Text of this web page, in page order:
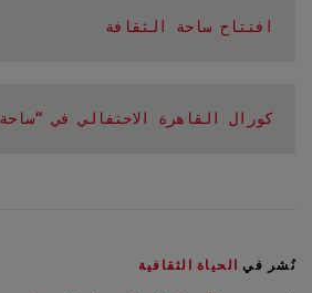
افتتاح ساحة الثقافة
كورال القاهرة الاحتفالي في
نُشر في الحياة الثقافية